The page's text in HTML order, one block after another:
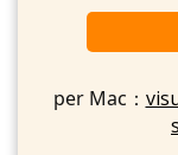
per Mac：